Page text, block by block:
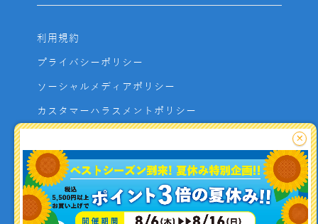
利用規約
プライバシーポリシー
ソーシャルメディアポリシー
カスタマーハラスメントポリシー
よくあるご質問
お問い合わせ
利用者資金の保全方法
×